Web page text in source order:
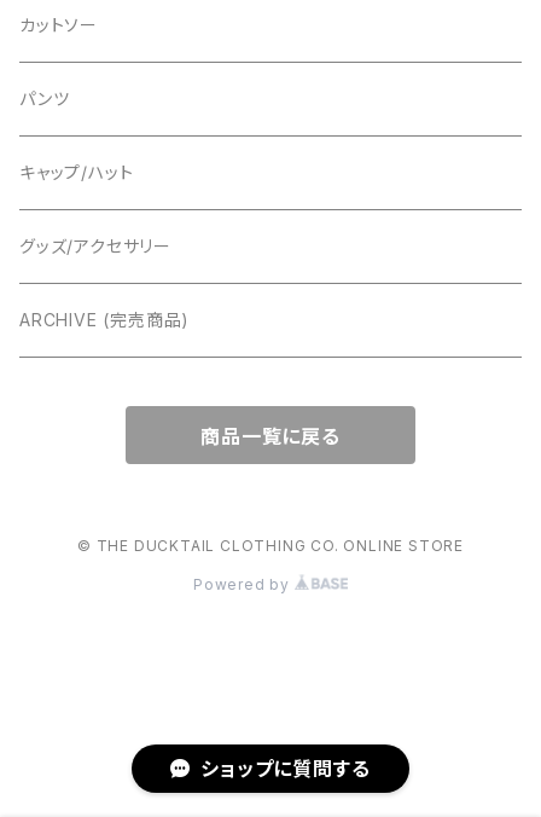
ショップに質問する
グッズ/アクセサリー
グッズ/アクセサリー
パンツ
カットソー
パンツ
キャップ/ハット
グッズ/アクセサリー
ARCHIVE (完売商品)
商品一覧に戻る
© THE DUCKTAIL CLOTHING CO. ONLINE STORE
Powered by